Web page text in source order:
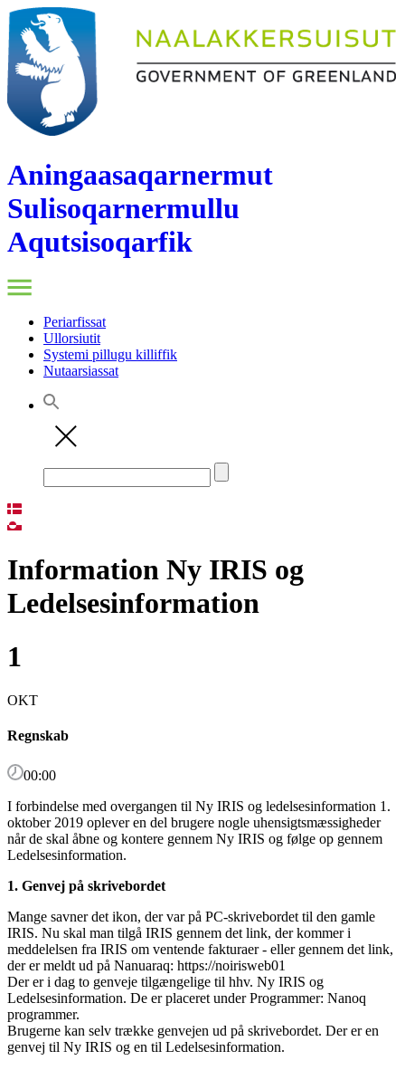
Aningaasaqarnermut
Sulisoqarnermullu
Aqutsisoqarfik
Periarfissat
Ullorsiutit
Systemi pillugu killiffik
Nutaarsiassat
Information Ny IRIS og
Ledelsesinformation
1
OKT
Regnskab
00:00
I forbindelse med overgangen til Ny IRIS og ledelsesinformation 1.
oktober 2019 oplever en del brugere nogle uhensigtsmæssigheder
når de skal åbne og kontere gennem Ny IRIS og følge op gennem
Ledelsesinformation.
1. Genvej på skrivebordet
Mange savner det ikon, der var på PC-skrivebordet til den gamle
IRIS. Nu skal man tilgå IRIS gennem det link, der kommer i
meddelelsen fra IRIS om ventende fakturaer - eller gennem det link,
der er meldt ud på Nanuaraq: https://noirisweb01
Der er i dag to genveje tilgængelige til hhv. Ny IRIS og
Ledelsesinformation. De er placeret under Programmer: Nanoq
programmer.
Brugerne kan selv trække genvejen ud på skrivebordet. Der er en
genvej til Ny IRIS og en til Ledelsesinformation.